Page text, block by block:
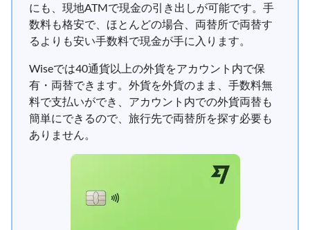
にも、現地ATMで現金の引き出しが可能です。手
数料も格安で、ほとんどの場合、両替所で両替す
るよりも安い手数料で現金が手に入ります。
Wiseでは40通貨以上の外貨をアカウント内で保
有・両替できます。外貨を外貨のまま、手数料無
料で支払いができ、アカウント内での外貨両替も
簡単にできるので、旅行先で両替所を探す必要も
ありません。